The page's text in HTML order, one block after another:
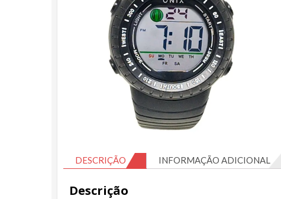
DESCRIÇÃO INFORMAÇÃO ADICIONAL
Descrição